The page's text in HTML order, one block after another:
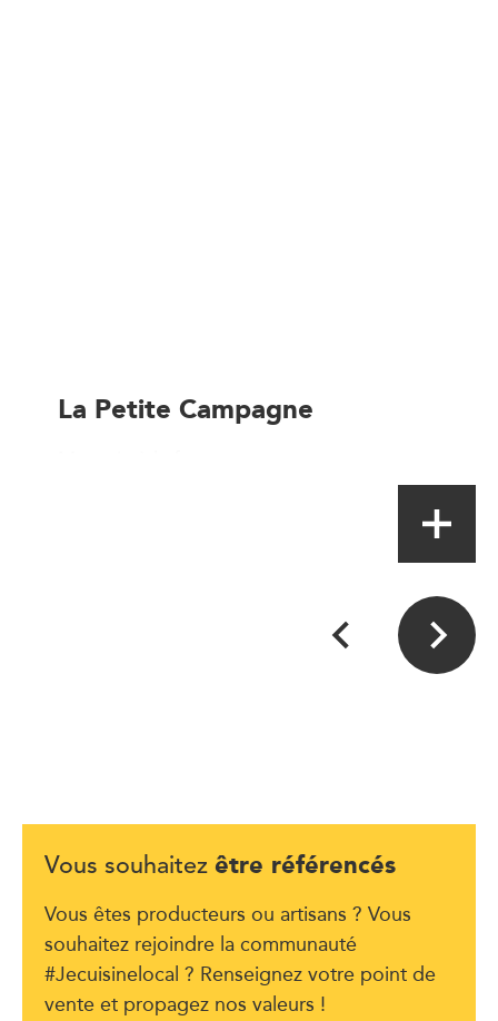
La Petite Campagne
Vous souhaitez être référencés
Vous êtes producteurs ou artisans ? Vous
souhaitez rejoindre la communauté
#Jecuisinelocal ? Renseignez votre point de
vente et propagez nos valeurs !